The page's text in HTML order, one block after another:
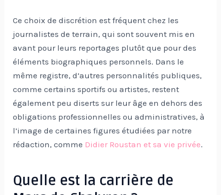
Ce choix de discrétion est fréquent chez les
journalistes de terrain, qui sont souvent mis en
avant pour leurs reportages plutôt que pour des
éléments biographiques personnels. Dans le
même registre, d’autres personnalités publiques,
comme certains sportifs ou artistes, restent
également peu diserts sur leur âge en dehors des
obligations professionnelles ou administratives, à
l’image de certaines figures étudiées par notre
rédaction, comme Didier Roustan et sa vie privée.
Quelle est la carrière de